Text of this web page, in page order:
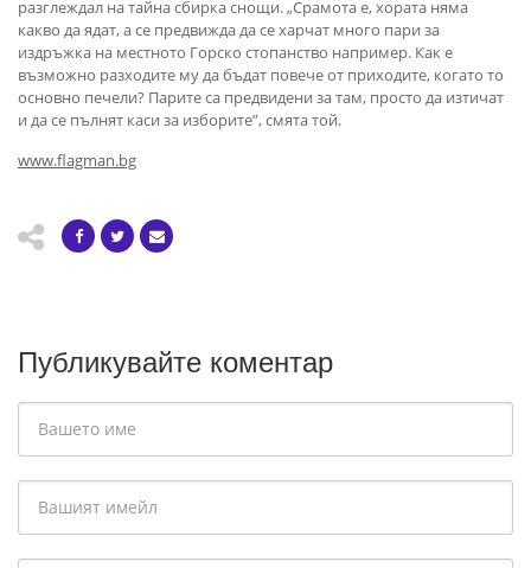
разглеждал на тайна сбирка снощи. „Срамота е, хората няма
какво да ядат, а се предвижда да се харчат много пари за
издръжка на местното Горско стопанство например. Как е
възможно разходите му да бъдат повече от приходите, когато то
основно печели? Парите са предвидени за там, просто да изтичат
и да се пълнят каси за изборите”, смята той.
www.flagman.bg
Публикувайте коментар